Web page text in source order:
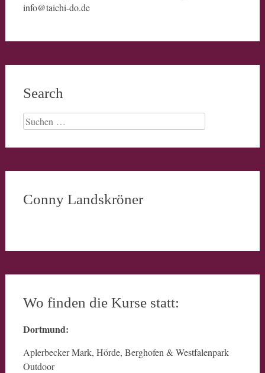
info@taichi-do.de
Search
Suchen
nach:
Conny Landskröner
Wo finden die Kurse statt:
Dortmund:
Aplerbecker Mark, Hörde, Berghofen & Westfalenpark
Outdoor